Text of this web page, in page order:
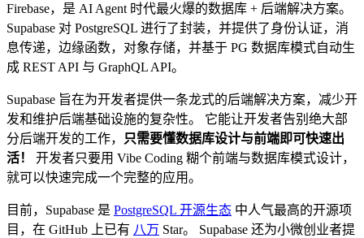
Firebase，是 AI Agent 时代最火爆的数据库 + 后端解决方案。
Supabase 对 PostgreSQL 进行了封装，并提供了身份认证，消
息传递，边缘函数，对象存储，并基于 PG 数据库模式自动生
成 REST API 与 GraphQL API。
Supabase 旨在为开发者提供一条龙式的后端解决方案，减少开
发和维护后端基础设施的复杂性。 它能让开发者告别绝大部
分后端开发的工作，
只需要懂数据库设计与前端即可快速出
活！
开发者只要用 Vibe Coding 糊个前端与数据库模式设计，
就可以快速完成一个完整的应用。
目前，Supabase 是 PostgreSQL 开源生态 中人气最高的开源项
目，在 GitHub 上已有 八万 Star。 Supabase 还为小微创业者提